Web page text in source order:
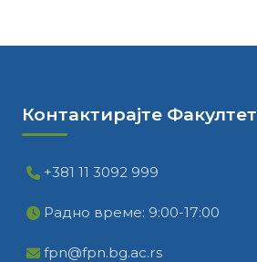
Контактирајте Факултет
+381 11 3092 999
Радно време: 9:00-17:00
fpn@fpn.bg.ac.rs